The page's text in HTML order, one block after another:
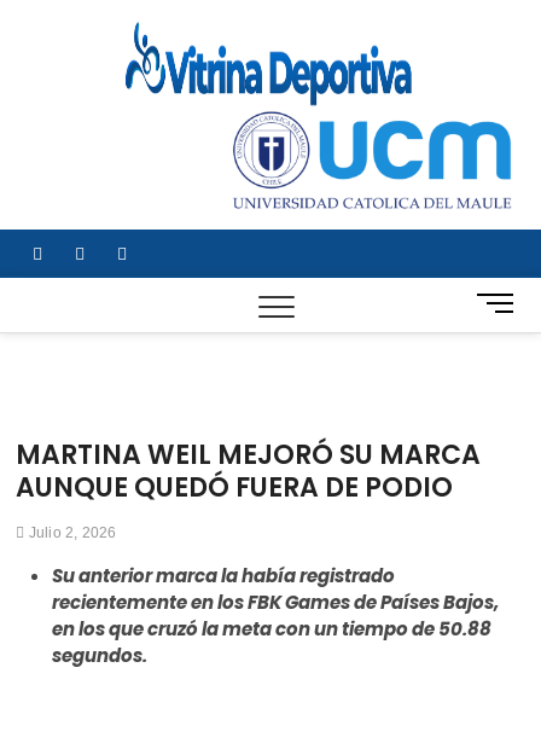
facebooktwitterinstagram
B
o
MARTINA WEIL MEJORÓ SU MARCA
AUNQUE QUEDÓ FUERA DE PODIO
Julio 2, 2026
Su anterior marca la había registrado
recientemente en los FBK Games de Países Bajos,
en los que cruzó la meta con un tiempo de 50.88
segundos.